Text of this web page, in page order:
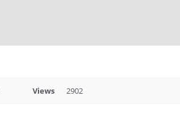
AUGUST
2019 CONNECTION
Views 2902